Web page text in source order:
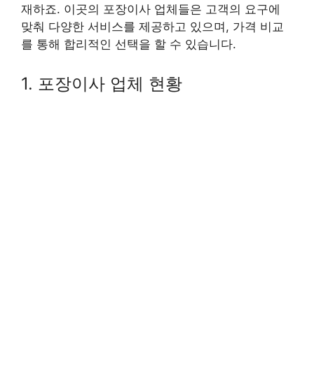
재하죠. 이곳의 포장이사 업체들은 고객의 요구에
맞춰 다양한 서비스를 제공하고 있으며, 가격 비교
를 통해 합리적인 선택을 할 수 있습니다.
1. 포장이사 업체 현황